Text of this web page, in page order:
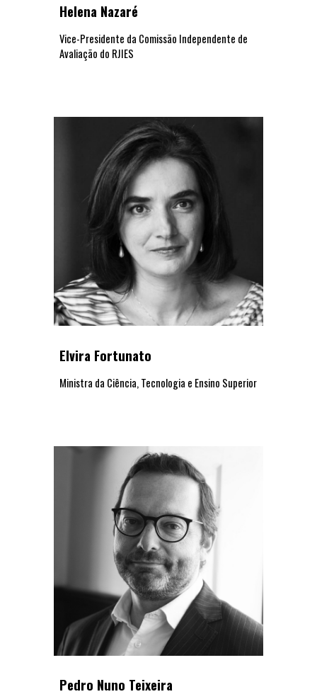
Helena Nazaré
Vice-Presidente da Comissão Independente de
Avaliação do RJIES
Elvira Fortunato
Ministra da Ciência, Tecnologia e Ensino Superior
Pedro Nuno Teixeira